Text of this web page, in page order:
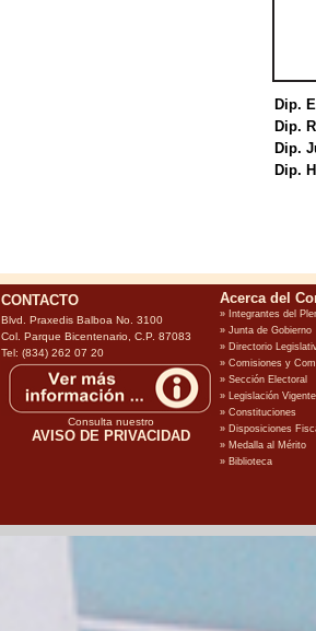
Dip.
Dip.
Dip.
Dip.
CONTACTO
Blvd. Praxedis Balboa No. 3100
Col. Parque Bicentenario, C.P. 87083
Tel: (834) 262 07 20
Consulta nuestro
AVISO DE PRIVACIDAD